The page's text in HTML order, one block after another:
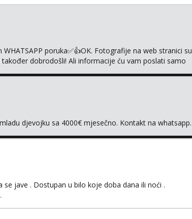
poruka✅️👍OK. Fotografije na web stranici su
dobrodošli! Ali informacije ću vam poslati samo
djevojku sa 4000€ mjesečno. Kontakt na whatsapp.
jave . Dostupan u bilo koje doba dana ili noći .